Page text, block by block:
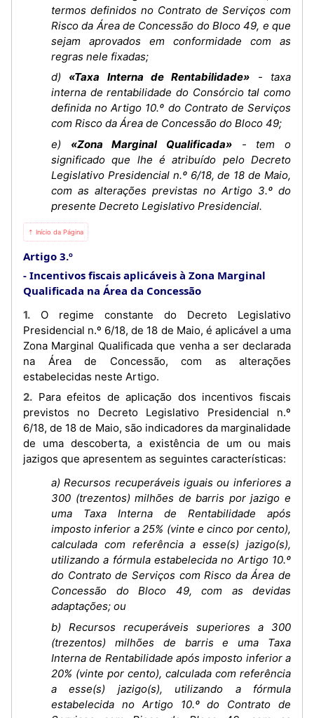
termos definidos no Contrato de Serviços com
Risco da Área de Concessão do Bloco 49, e que
sejam aprovados em conformidade com as
regras nele fixadas;
d) «Taxa Interna de Rentabilidade» - taxa
interna de rentabilidade do Consórcio tal como
definida no Artigo 10.º do Contrato de Serviços
com Risco da Área de Concessão do Bloco 49;
e) «Zona Marginal Qualificada» - tem o
significado que lhe é atribuído pelo Decreto
Legislativo Presidencial n.º 6/18, de 18 de Maio,
com as alterações previstas no Artigo 3.º do
presente Decreto Legislativo Presidencial.
⇡ Início da Página
Artigo 3.º
Incentivos fiscais aplicáveis à Zona Marginal
Qualificada na Área da Concessão
1. O regime constante do Decreto Legislativo
Presidencial n.º 6/18, de 18 de Maio, é aplicável a uma
Zona Marginal Qualificada que venha a ser declarada
na Área de Concessão, com as alterações
estabelecidas neste Artigo.
2. Para efeitos de aplicação dos incentivos fiscais
previstos no Decreto Legislativo Presidencial n.º
6/18, de 18 de Maio, são indicadores da marginalidade
de uma descoberta, a existência de um ou mais
jazigos que apresentem as seguintes características:
a) Recursos recuperáveis iguais ou inferiores a
300 (trezentos) milhões de barris por jazigo e
uma Taxa Interna de Rentabilidade após
imposto inferior a 25% (vinte e cinco por cento),
calculada com referência a esse(s) jazigo(s),
utilizando a fórmula estabelecida no Artigo 10.º
do Contrato de Serviços com Risco da Área de
Concessão do Bloco 49, com as devidas
adaptações; ou
b) Recursos recuperáveis superiores a 300
(trezentos) milhões de barris e uma Taxa
Interna de Rentabilidade após imposto inferior a
20% (vinte por cento), calculada com referência
a esse(s) jazigo(s), utilizando a fórmula
estabelecida no Artigo 10.º do Contrato de